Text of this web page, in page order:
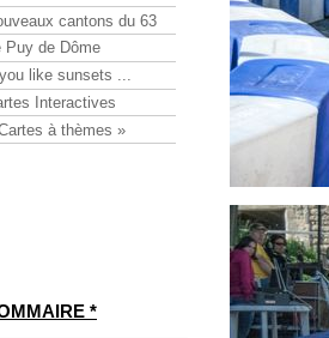
cantons du 63
Puy de Dôme
like sunsets ...
Interactives
à thèmes »
*